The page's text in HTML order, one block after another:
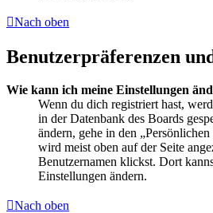
Nach oben
Benutzerpräferenzen
Wie kann ich meine Einstellungen
Wenn du dich registriert hast,
in der Datenbank des Boards
ändern, gehe in den
wird meist oben auf der Seite
Benutzernamen klickst. Dort
Einstellungen ändern.
Nach oben